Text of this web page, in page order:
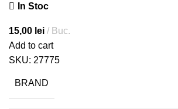
In Stoc
15,00 lei
Buc.
Add to cart
SKU: 27775
BRAND